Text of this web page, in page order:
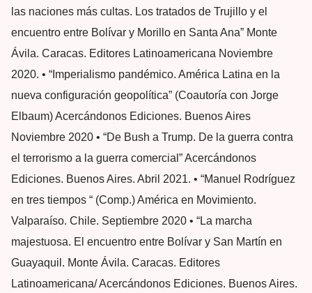
las naciones más cultas. Los tratados de Trujillo y el
encuentro entre Bolívar y Morillo en Santa Ana” Monte
Ávila. Caracas. Editores Latinoamericana Noviembre
2020. • “Imperialismo pandémico. América Latina en la
nueva configuración geopolítica” (Coautoría con Jorge
Elbaum) Acercándonos Ediciones. Buenos Aires
Noviembre 2020 • “De Bush a Trump. De la guerra contra
el terrorismo a la guerra comercial” Acercándonos
Ediciones. Buenos Aires. Abril 2021. • “Manuel Rodríguez
en tres tiempos “ (Comp.) América en Movimiento.
Valparaíso. Chile. Septiembre 2020 • “La marcha
majestuosa. El encuentro entre Bolívar y San Martín en
Guayaquil. Monte Ávila. Caracas. Editores
Latinoamericana/ Acercándonos Ediciones. Buenos Aires.